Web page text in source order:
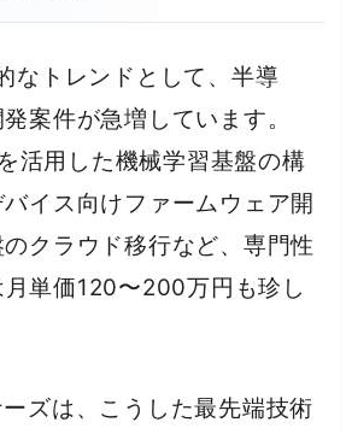
なトレンドとして、半導
案件が急増しています。
活用した機械学習基盤の構
イス向けファームウェア開
クラウド移行など、専門性
単価120〜200万円も珍し
ズは、こうした最先端技術